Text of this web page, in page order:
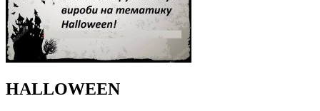
HALLOWEEN